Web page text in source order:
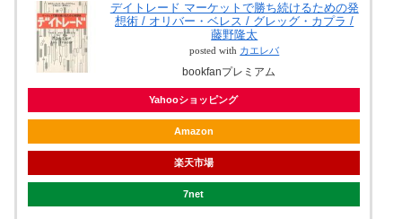
デイトレード マーケットで勝ち続けるための発
想術 / オリバー・ベレス / グレッグ・カプラ /
藤野隆太
posted with カエレバ
bookfanプレミアム
Yahooショッピング
Amazon
楽天市場
7net